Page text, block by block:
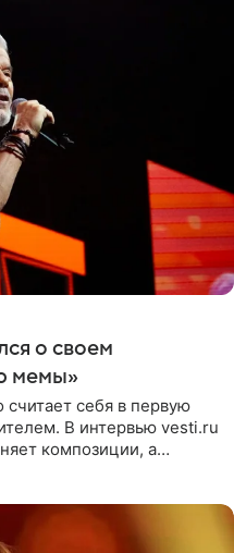
о своем
мемы»
считает себя в первую
В интервью vesti.ru
композиции, а